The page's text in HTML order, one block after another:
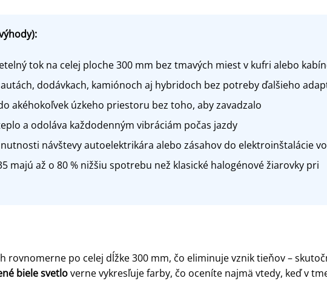
tok na celej ploche 300 mm bez tmavých miest v kufri alebo
dodávkach, kamiónoch aj hybridoch bez potreby ďalšieho
akéhokoľvek úzkeho priestoru bez toho, aby zavadzalo
a odoláva každodenným vibráciám počas jazdy
návštevy autoelektrikára alebo zásahov do elektroinštalácie
majú až o 80 % nižšiu spotrebu než klasické halogénové žiarovky pri
rovnomerne po celej dĺžke 300 mm, čo eliminuje vznik tieňov –
biele svetloverne vykresľuje farby, čo oceníte najmä vtedy, keď v